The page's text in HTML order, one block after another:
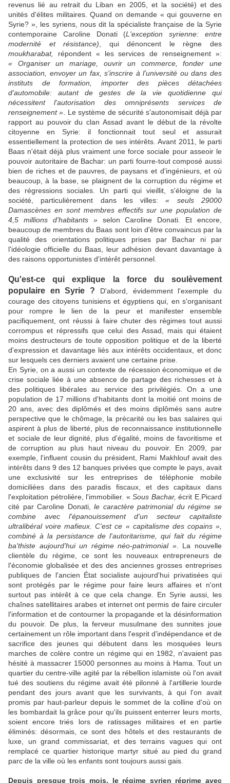
revenus lié au retrait du Liban en 2005, et la société) et des
unités d'élites militaires. Quand on demande « qui gouverne en
Syrie? », les syriens, nous dit la spécialiste française de la Syrie
contemporaine Caroline Donati (L'exception syrienne: entre
modernité et résistance) , qui dénoncent le règne des
moukharabat,
répondent « les services de renseignement »:
« Organiser un mariage, ouvrir un commerce, fonder une
association, envoyer un fax, s'inscrire à l'université ou dans des
instituts de formation, importer des pièces détachées
d'automobile: autant de gestes de la vie quotidienne qui
nécessitent l'autorisation des omniprésents services de
renseignement » . Le système de sécurité s'autonomisait déjà par
rapport au pouvoir du clan Assad avant le début de la révolte
citoyenne en Syrie: il fonctionnait tout seul et assurait
essentiellement la protection de ses intérêts. Avant 2011, le parti
Baas n'était déjà plus vraiment une force sociale pour asseoir le
pouvoir autoritaire de Bachar: un parti fourre-tout composé aussi
bien de riches et de pauvres, de paysans et d'ingénieurs, et où
beaucoup, à la base, se plaignent de la corruption du régime et
des régressions sociales. Un parti qui vieillit, s'éloigne de la
société, particulièrement dans les villes:
« seuls 29000
Damascènes en sont membres effectifs sur une population de
4,5 millions d'habitants »
selon Caroline Donati. Et encore,
beaucoup de membres du Baas sont loin d'être convaincus par la
qualité des orientations politiques prises par Bachar ni par
l'idéologie officielle du Baas, leur adhésion devant davantage à
des raisons opportunistes d'intérêt personnel.
Qu'est-ce qui explique la force du soulèvement
populaire en Syrie ? D'abord, évidemment l'exemple du
courage des citoyens tunisiens et égyptiens qui, en s'organisant
pour rompre le lien de la peur et manifester ensemble
pacifiquement, ont réussi à faire chuter des régimes tout aussi
corrompus et répressifs que celui des Assad, mais qui étaient
moins destructeurs de toute opposition politique et de la liberté
d'expression et davantage liés aux intérêts occidentaux, et donc
sur lesquels ces derniers avaient une certaine prise.
En Syrie, on a aussi un contexte de récession économique et de
crise sociale liée à une absence de partage des richesses et à
des politiques libérales au service des privilégiés. On a une
population de 17 millions d'habitants dont la moitié ont moins de
20 ans, avec des diplômés et des moins diplômés sans autre
perspective que le chômage, la précarité ou les bas salaires qui
aspirent à plus de liberté, plus de reconnaissance institutionnelle
et sociale de leur dignité, plus d'égalité, moins de favoritisme et
de corruption au plus haut niveau du pouvoir. En 2009, par
exemple, l'influent cousin du président, Rami Makhlouf avait des
intérêts dans 9 des 12 banques privées que compte le pays, avait
une exclusivité sur les entreprises de téléphonie mobile
domiciliées dans des paradis fiscaux, et des capitaux dans
l'exploitation pétrolière, l'immobilier. «Sous Bachar, écrit E.Picard
cité par Caroline Donati,
le caractère patrimonial du régime se
combine avec l'épanouissement d'un secteur capitaliste
ultralibéral voire mafieux. C'est ce « capitalisme des copains »,
combiné à la persistance de l'autoritarisme, qui fait du régime
ba'thiste aujourd'hui un régime néo-patrimonial ». La nouvelle
clientèle du régime, ce sont les nouveaux entrepreneurs de
l'économie globalisée et des des anciennes grosses entreprises
publiques de l'ancien État socialiste aujourd'hui privatisées qui
sont protégés par le régime pour faire leurs affaires et n'ont
surtout pas intérêt à ce que cela change. En Syrie aussi, les
chaînes satellitaires arabes et internet ont permis de faire circuler
l'information et de contourner la propagande et la désinformation
du pouvoir. De plus, la ferveur musulmane des sunnites joue
certainement un rôle important dans l'esprit d'indépendance et de
sacrifice des jeunes qui débutent dans les mosquées leurs
marches de colère contre un régime qui en 1982, n'avaient pas
hésité à massacrer 15000 personnes au moins à Hama. Tout un
quartier du centre-ville agité par la rébellion islamiste où l'on avait
tué des soutiens du régime avait été pilonné à l'artillerie lourde
pendant des jours avant que les survivants, à qui l'on avait
promis par haut-parleur depuis le sommet de la colline d'où on
les bombardait la grâce pour qu'ils puissent enterrer leurs morts,
soient encore triés lors de ratissages militaires et en partie
éliminés: désormais, ce sont des hôtels et des restaurants de
luxe, un grand commissariat, et des terrains vagues qui ont
remplacé ce quartier historique martyr situé au pied du grand
parc de la ville où les enfants sont toujours aussi gais.
Depuis presque trois mois, le régime syrien réprime avec